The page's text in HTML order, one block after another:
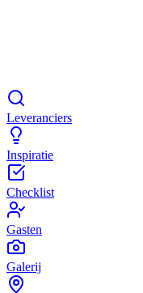
Leveranciers
Inspiratie
Checklist
Gasten
Galerij